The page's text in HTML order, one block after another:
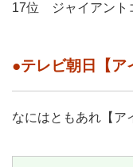
17位 ジャイアント
●テレビ朝日【ア
なにはともあれ【ア